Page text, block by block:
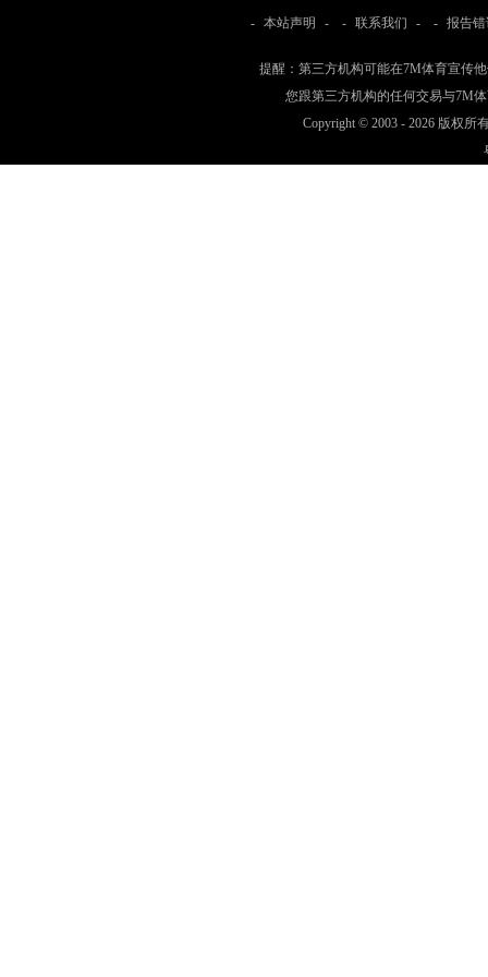
- 本站声明 - - 联系我们 - - 报告
提醒：第三方机构可能在7M体育宣传
您跟第三方机构的任何交易与7M
Copyright © 2003 - 2026 版权所